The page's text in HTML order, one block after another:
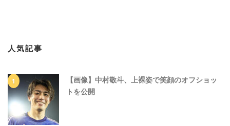
人気記事
【画像】中村敬斗、上裸姿で笑顔のオフショッ
トを公開